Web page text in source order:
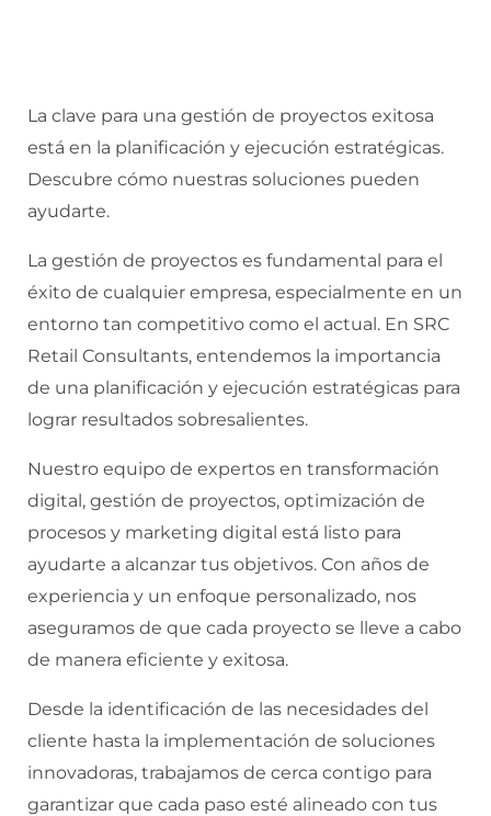
La clave para una gestión de proyectos exitosa
está en la planificación y ejecución estratégicas.
Descubre cómo nuestras soluciones pueden
ayudarte.
La gestión de proyectos es fundamental para el
éxito de cualquier empresa, especialmente en un
entorno tan competitivo como el actual. En SRC
Retail Consultants, entendemos la importancia
de una planificación y ejecución estratégicas para
lograr resultados sobresalientes.
Nuestro equipo de expertos en transformación
digital, gestión de proyectos, optimización de
procesos y marketing digital está listo para
ayudarte a alcanzar tus objetivos. Con años de
experiencia y un enfoque personalizado, nos
aseguramos de que cada proyecto se lleve a cabo
de manera eficiente y exitosa.
Desde la identificación de las necesidades del
cliente hasta la implementación de soluciones
innovadoras, trabajamos de cerca contigo para
garantizar que cada paso esté alineado con tus